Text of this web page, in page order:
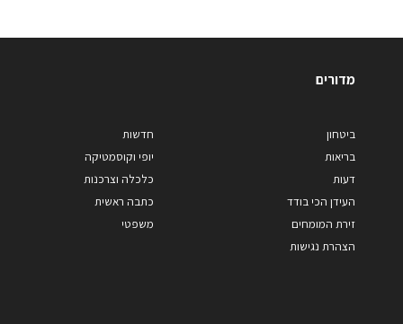
מדורים
ביטחון
בריאות
דעות
העידן הכי בודד
זירת המומחים
הצהרת נגישות
חדשות
יופי וקוסמטיקה
כלכלה וצרכנות
כתבה ראשית
משפטי